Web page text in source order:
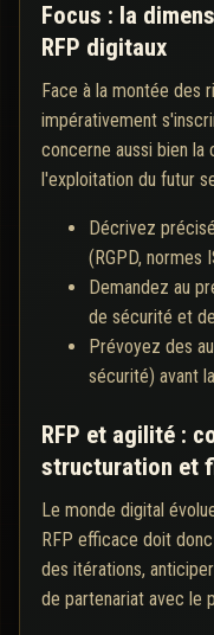
Focus : la
RFP digitaux
Face à la montée des
impérativement
concerne aussi bien
l'exploitation du futur
Décrivez
(RGPD, normes
Demandez au
de sécurité et
Prévoyez des
sécurité) avant
RFP et agilité :
structuration et
Le monde digital
RFP efficace doit
des itérations,
de partenariat avec le